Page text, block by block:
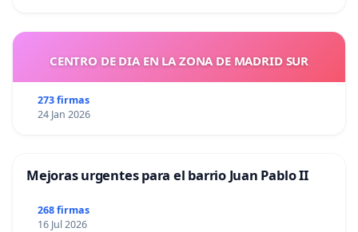
CENTRO DE DIA EN LA ZONA DE MADRID SUR
273 firmas
24 Jan 2026
Mejoras urgentes para el barrio Juan Pablo II
268 firmas
16 Jul 2026